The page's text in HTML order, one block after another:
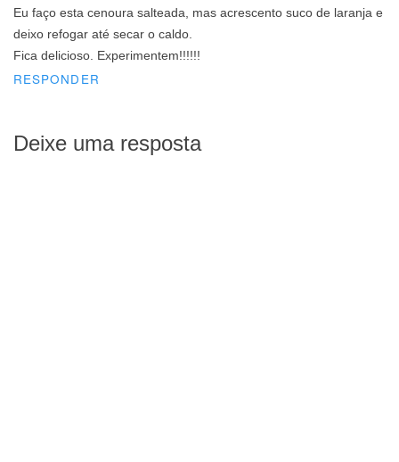
Eu faço esta cenoura salteada, mas acrescento suco de laranja e
deixo refogar até secar o caldo.
Fica delicioso. Experimentem!!!!!!
RESPONDER
Deixe uma resposta